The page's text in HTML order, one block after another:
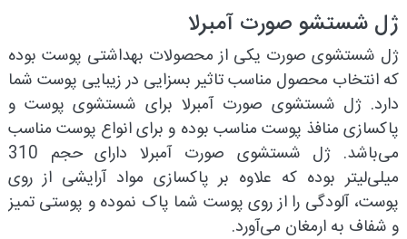
ژل شستشو صورت آمبرلا
ژل شستشوی صورت یکی از محصولات بهداشتی پوست بوده
که انتخاب محصول مناسب تاثیر بسزایی در زیبایی پوست شما
دارد. ژل شستشوی صورت آمبرلا برای شستشوی پوست و
پاکسازی منافذ پوست مناسب بوده و برای انواع پوست مناسب
می‌باشد. ژل شستشوی صورت آمبرلا دارای حجم 310
میلی‌لیتر بوده که علاوه بر پاکسازی مواد آرایشی از روی
پوست، آلودگی را از روی پوست شما پاک نموده و پوستی تمیز
و شفاف به ارمغان می‌آورد.